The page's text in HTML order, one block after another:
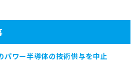
パワー半導体の技術供与を中止